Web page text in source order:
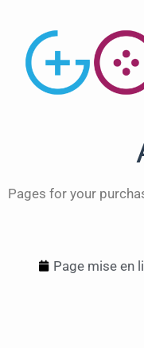
Pages for your
Page mise en